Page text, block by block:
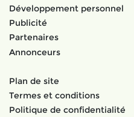
Développement personnel
Publicité
Partenaires
Annonceurs
Plan de site
Termes et conditions
Politique de confidentialité